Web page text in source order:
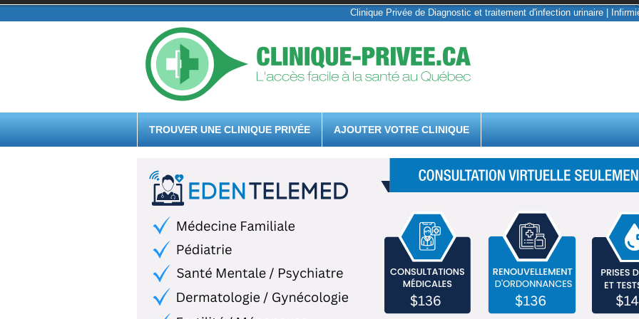
Clinique Privée de Diagnostic et traitement d'infection urinaire |
TROUVER UNE CLINIQUE PRIVÉE AJOUTER VOTRE CLINIQUE